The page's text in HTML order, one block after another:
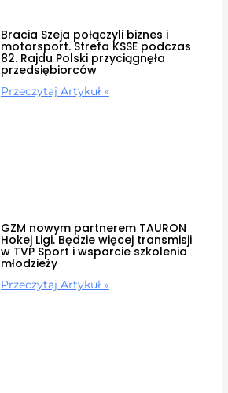
Bracia Szeja połączyli biznes i
motorsport. Strefa KSSE podczas
82. Rajdu Polski przyciągnęła
przedsiębiorców
Przeczytaj Artykuł »
GZM nowym partnerem TAURON
Hokej Ligi. Będzie więcej transmisji
w TVP Sport i wsparcie szkolenia
młodzieży
Przeczytaj Artykuł »